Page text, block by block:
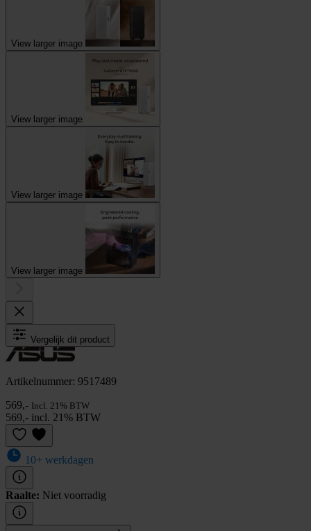
View larger image
View larger image
View larger image
View larger image
Vergelijk dit product
Artikelnummer: 9517489
569,- Incl. 21% BTW
569,- incl. 21% BTW
10+ werkdagen
Raalte: Niet voorradig